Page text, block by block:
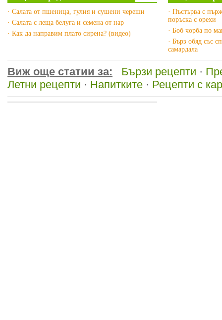
· Салата от пшеница, гулия и сушени череши
· Салата с леща белуга и семена от нар
· Как да направим плато сирена? (видео)
· Пъстърва с
поръска с орехи
· Боб чорба по
· Бърз обяд със
самардала
Виж още статии за: Бързи рецепти ·
Летни рецепти · Напитките · Рецепти с